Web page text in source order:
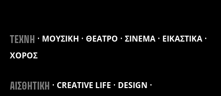
ΤΕΧΝΗ ΜΟΥΣΙΚΗ ΘΕΑΤΡΟ ΣΙΝΕΜΑ
ΕΙΚΑΣΤΙΚΑ
ΧΟΡΟΣ
ΑΙΣΘΗΤΙΚΗ CREATIVE LIFE
DESIGN